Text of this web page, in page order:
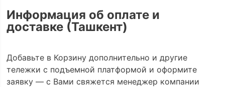
Информация об оплате и
доставке (Ташкент)
Добавьте в Корзину дополнительно и другие
тележки с подъемной платформой и оформите
заявку — с Вами свяжется менеджер компании